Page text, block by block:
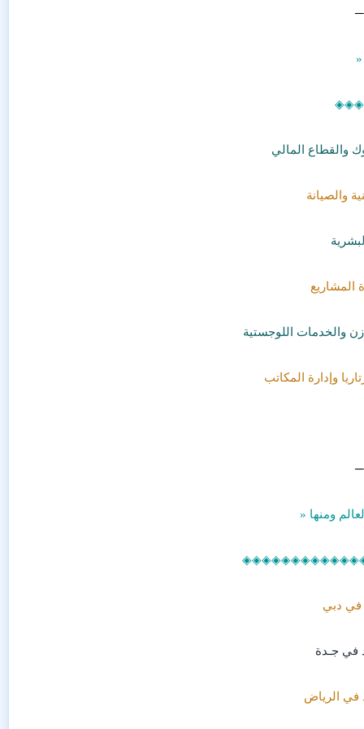
«
والقطاع المالي
والصيانة
المشاريع
والخدمات اللوجستية
وإدارة المكاتب
ومنها «
في دبي
في جـدة
في الرياض